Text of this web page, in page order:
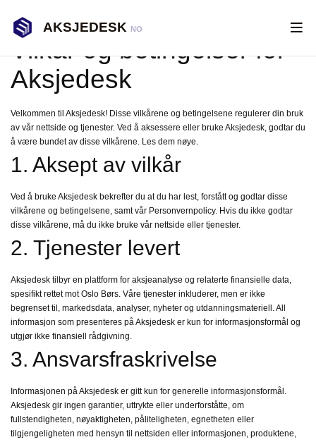
AKSJEDESK NO
Vilkår og betingelser for
Aksjedesk
Velkommen til Aksjedesk! Disse vilkårene og betingelsene regulerer din bruk
av vår nettside og tjenester. Ved å aksessere eller bruke Aksjedesk, godtar du
å være bundet av disse vilkårene. Les dem nøye.
1. Aksept av vilkår
Ved å bruke Aksjedesk bekrefter du at du har lest, forstått og godtar disse
vilkårene og betingelsene, samt vår Personvernpolicy. Hvis du ikke godtar
disse vilkårene, må du ikke bruke vår nettside eller tjenester.
2. Tjenester levert
Aksjedesk tilbyr en plattform for aksjeanalyse og relaterte finansielle data,
spesifikt rettet mot Oslo Børs. Våre tjenester inkluderer, men er ikke
begrenset til, markedsdata, analyser, nyheter og utdanningsmateriell. All
informasjon som presenteres på Aksjedesk er kun for informasjonsformål og
utgjør ikke finansiell rådgivning.
3. Ansvarsfraskrivelse
Informasjonen på Aksjedesk er gitt kun for generelle informasjonsformål.
Aksjedesk gir ingen garantier, uttrykte eller underforståtte, om
fullstendigheten, nøyaktigheten, påliteligheten, egnetheten eller
tilgjengeligheten med hensyn til nettsiden eller informasjonen, produktene,